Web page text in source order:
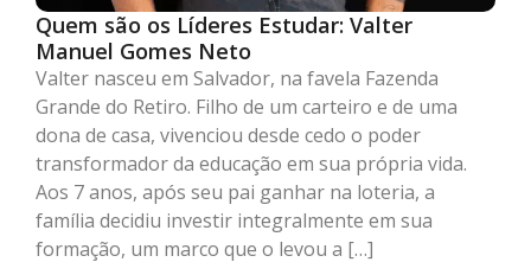
Quem são os Líderes Estudar: Valter
Manuel Gomes Neto
Valter nasceu em Salvador, na favela Fazenda
Grande do Retiro. Filho de um carteiro e de uma
dona de casa, vivenciou desde cedo o poder
transformador da educação em sua própria vida.
Aos 7 anos, após seu pai ganhar na loteria, a
família decidiu investir integralmente em sua
formação, um marco que o levou a […]